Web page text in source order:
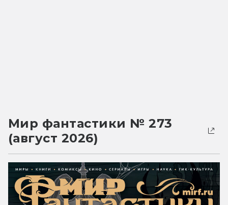
Мир фантастики № 273
(август 2026)